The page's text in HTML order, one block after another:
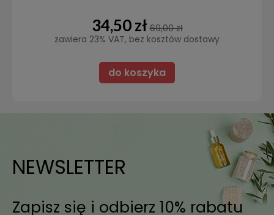
34,50 zł 69,00 zł
zawiera 23% VAT, bez kosztów dostawy
do koszyka
NEWSLETTER
Zapisz się i odbierz 10% rabatu